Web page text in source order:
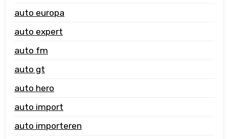
auto europa
auto expert
auto fm
auto gt
auto hero
auto import
auto importeren